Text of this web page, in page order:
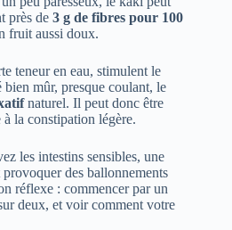
près de 3 g de fibres pour 100
fruit aussi doux.
teneur en eau, stimulent le
bien mûr, presque coulant, le
naturel. Il peut donc être
à la constipation légère.
les intestins sensibles, une
des ballonnements
réflexe : commencer par un
deux, et voir comment votre